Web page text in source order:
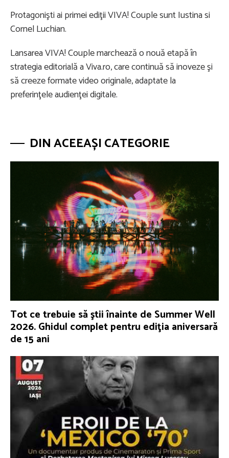
Protagonişti ai primei ediţii VIVA! Couple sunt Iustina si
Cornel Luchian.
Lansarea VIVA! Couple marchează o nouă etapă în
strategia editorială a Viva.ro, care continuă să inoveze şi
să creeze formate video originale, adaptate la
preferinţele audienţei digitale.
DIN ACEEAȘI CATEGORIE
Tot ce trebuie să ştii înainte de Summer Well
2026. Ghidul complet pentru ediţia aniversară
de 15 ani